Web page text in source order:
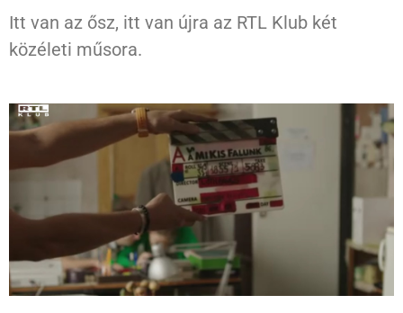
Itt van az ősz, itt van újra az RTL Klub két
közéleti műsora.